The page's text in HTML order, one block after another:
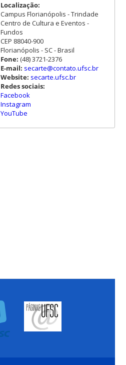
Localização:
Campus Florianópolis - Trindade
Centro de Cultura e Eventos -
Fundos
CEP 88040-900
Florianópolis - SC - Brasil
Fone: (48) 3721-2376
E-mail: secarte@contato.ufsc.br
Website: secarte.ufsc.br
Redes sociais:
Facebook
Instagram
YouTube